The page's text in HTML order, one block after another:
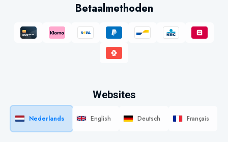
Betaalmethoden
Websites
Nederlands English Deutsch Français